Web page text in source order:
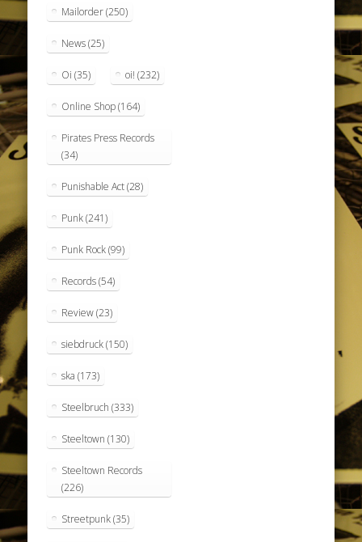
Mailorder(250)
News(25)
Oi (35) oi! (232)
Online Shop(164)
Pirates Press Records
(34)
Punishable Act(28)
Punk(241)
Punk Rock(99)
Records(54)
Review(23)
siebdruck(150)
ska (173)
Steelbruch (333)
Steeltown (130)
Steeltown Records
(226)
Streetpunk(35)